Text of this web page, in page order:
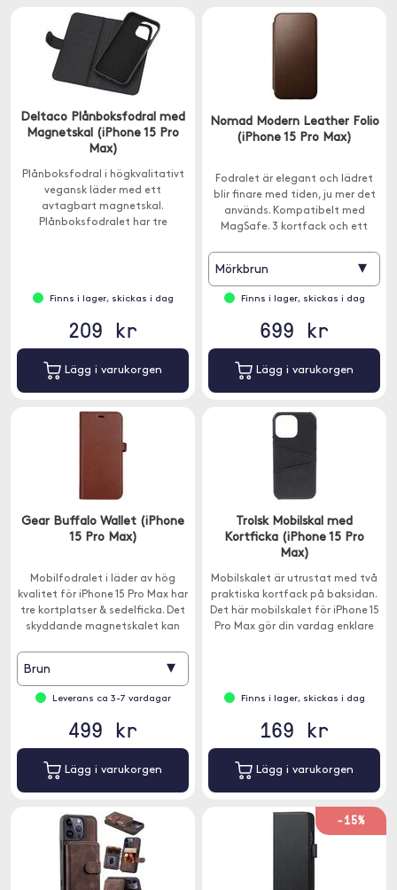
Deltaco Plånboksfodral med
Magnetskal (iPhone 15 Pro
Max)
Plånboksfodral i högkvalitativt
vegansk läder med ett
avtagbart magnetskal.
Plånboksfodralet har tre
Finns i lager, skickas i dag
209 kr
Lägg i varukorgen
Nomad Modern Leather Folio
(iPhone 15 Pro Max)
Fodralet är elegant och lädret
blir finare med tiden, ju mer det
används. Kompatibelt med
MagSafe. 3 kortfack och ett
Mörkbrun ▾
Finns i lager, skickas i dag
699 kr
Lägg i varukorgen
Gear Buffalo Wallet (iPhone
15 Pro Max)
Mobilfodralet i läder av hög
kvalitet för iPhone 15 Pro Max har
tre kortplatser & sedelficka. Det
skyddande magnetskalet kan
Brun ▾
Leverans ca 3-7 vardagar
499 kr
Lägg i varukorgen
Trolsk Mobilskal med
Kortficka (iPhone 15 Pro
Max)
Mobilskalet är utrustat med två
praktiska kortfack på baksidan.
Det här mobilskalet för iPhone 15
Pro Max gör din vardag enklare
Finns i lager, skickas i dag
169 kr
Lägg i varukorgen
-15%